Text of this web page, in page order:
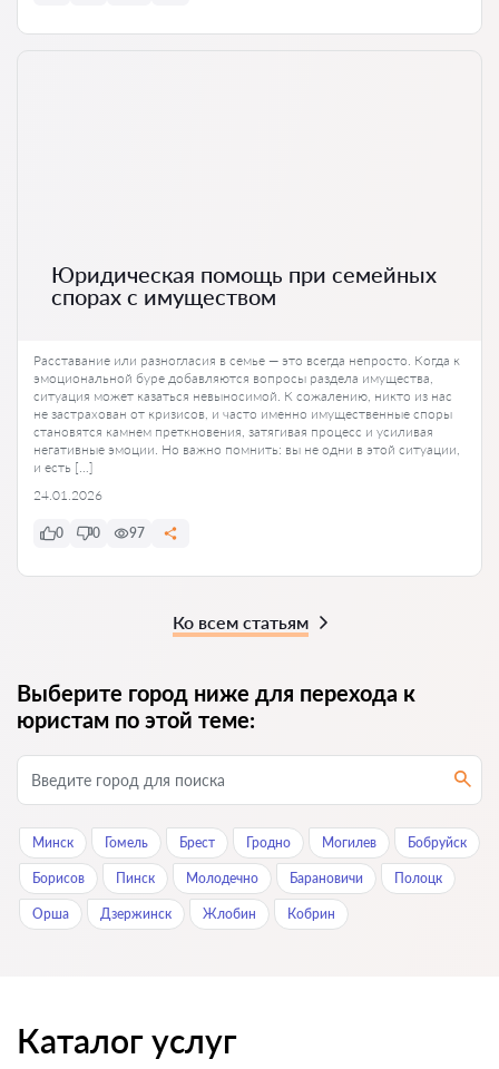
Юридическая помощь при семейных
спорах с имуществом
Расставание или разногласия в семье — это всегда непросто. Когда к
эмоциональной буре добавляются вопросы раздела имущества,
ситуация может казаться невыносимой. К сожалению, никто из нас
не застрахован от кризисов, и часто именно имущественные споры
становятся камнем преткновения, затягивая процесс и усиливая
негативные эмоции. Но важно помнить: вы не одни в этой ситуации,
и есть […]
24.01.2026
0 0 97
Ко всем статьям
Выберите город ниже для перехода к
юристам по этой теме:
Минск Гомель Брест Гродно Могилев Бобруйск
Борисов Пинск Молодечно Барановичи Полоцк
Орша Дзержинск Жлобин Кобрин
Каталог услуг